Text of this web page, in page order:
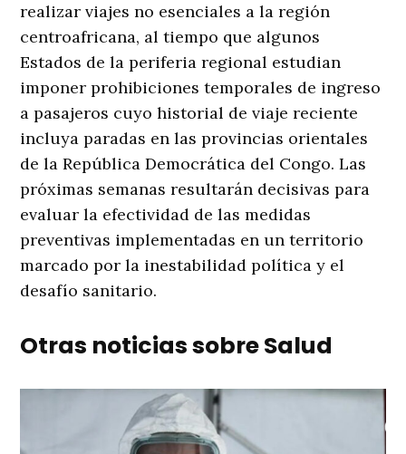
realizar viajes no esenciales a la región
centroafricana, al tiempo que algunos
Estados de la periferia regional estudian
imponer prohibiciones temporales de ingreso
a pasajeros cuyo historial de viaje reciente
incluya paradas en las provincias orientales
de la República Democrática del Congo. Las
próximas semanas resultarán decisivas para
evaluar la efectividad de las medidas
preventivas implementadas en un territorio
marcado por la inestabilidad política y el
desafío sanitario.
Otras noticias sobre Salud